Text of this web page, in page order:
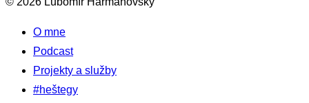
O mne
Podcast
Projekty a služby
#heštegy